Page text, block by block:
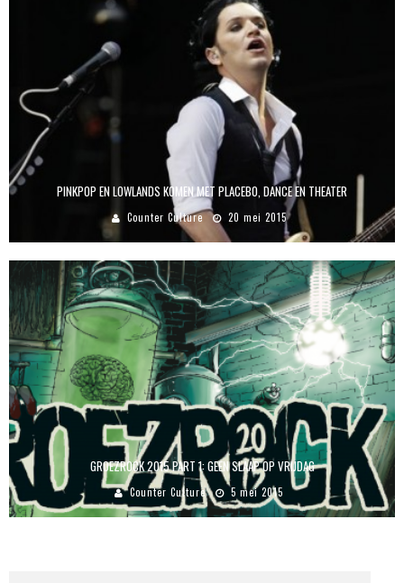
PINKPOP EN LOWLANDS KOMEN MET PLACEBO, DANCE EN THEATER
Counter Culture 20 mei 2015
GROEZROCK 2015 PART 1: GEEN SLAAP OP VRIJDAG
Counter Culture 5 mei 2015